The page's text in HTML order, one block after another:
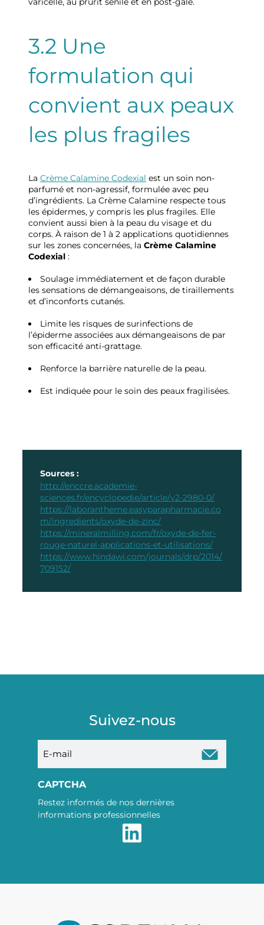
3.2 Une
formulation qui
convient aux peaux
les plus fragiles
La Crème Calamine Codexial est un soin non-
parfumé et non-agressif, formulée avec peu
d’ingrédients. La Crème Calamine respecte tous
les épidermes, y compris les plus fragiles. Elle
convient aussi bien à la peau du visage et du
corps. À raison de 1 à 2 applications quotidiennes
sur les zones concernées, la Crème Calamine
Codexial :
Soulage immédiatement et de façon durable
les sensations de démangeaisons, de tiraillements
et d’inconforts cutanés.
Limite les risques de surinfections de
l’épiderme associées aux démangeaisons de par
son efficacité anti-grattage.
Renforce la barrière naturelle de la peau.
Est indiquée pour le soin des peaux fragilisées.
Sources :
http://enccre.academie-
sciences.fr/encyclopedie/article/v2-2980-0/
https://laborantheme.easyparapharmacie.co
m/ingredients/oxyde-de-zinc/
https://mineralmilling.com/fr/oxyde-de-fer-
rouge-naturel-applications-et-utilisations/
https://www.hindawi.com/journals/drp/2014/
709152/
Suivez-nous
mail
CAPTCHA
Restez informés de nos dernières
informations professionnelles